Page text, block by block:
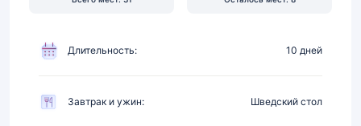
Длительность: 10 дней
Завтрак и ужин: Шведский стол